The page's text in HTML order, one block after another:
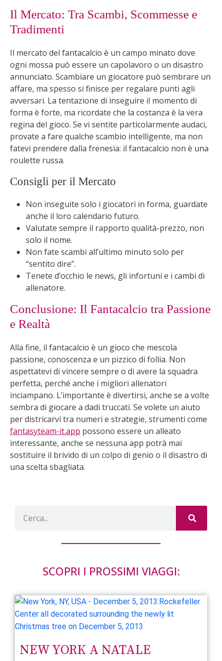
Il Mercato: Tra Scambi, Scommesse e
Tradimenti
Il mercato del fantacalcio è un campo minato dove
ogni mossa può essere un capolavoro o un disastro
annunciato. Scambiare un giocatore può sembrare un
affare, ma spesso si finisce per regalare punti agli
avversari. La tentazione di inseguire il momento di
forma è forte, ma ricordate che la costanza è la vera
regina del gioco. Se vi sentite particolarmente audaci,
provate a fare qualche scambio intelligente, ma non
fatevi prendere dalla frenesia: il fantacalcio non è una
roulette russa.
Consigli per il Mercato
Non inseguite solo i giocatori in forma, guardate
anche il loro calendario futuro.
Valutate sempre il rapporto qualità-prezzo, non
solo il nome.
Non fate scambi all’ultimo minuto solo per
“sentito dire”.
Tenete d’occhio le news, gli infortuni e i cambi di
allenatore.
Conclusione: Il Fantacalcio tra Passione
e Realtà
Alla fine, il fantacalcio è un gioco che mescola
passione, conoscenza e un pizzico di follia. Non
aspettatevi di vincere sempre o di avere la squadra
perfetta, perché anche i migliori allenatori
inciampano. L’importante è divertirsi, anche se a volte
sembra di giocare a dadi truccati. Se volete un aiuto
per districarvi tra numeri e strategie, strumenti come
fantasyteam-it.app possono essere un alleato
interessante, anche se nessuna app potrà mai
sostituire il brivido di un colpo di genio o il disastro di
una scelta sbagliata.
SCOPRI I PROSSIMI VIAGGI:
NEW YORK A NATALE